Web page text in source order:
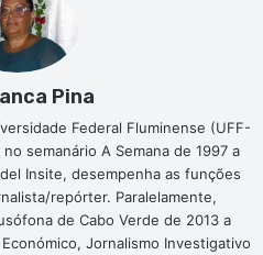
Pina
Federal Fluminense (UFF-
semanário A Semana de 1997 a
Insite, desempenha as funções
repórter. Paralelamente,
de Cabo Verde de 2013 a
Jornalismo Investigativo